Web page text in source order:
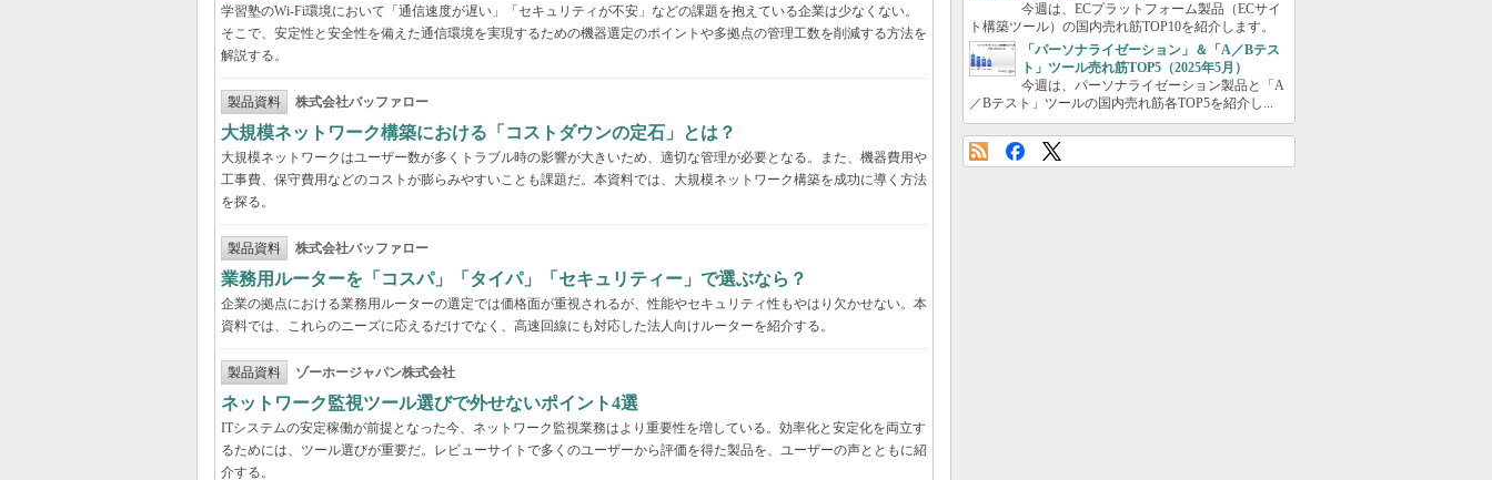
学習塾のWi-Fi環境において「通信速度が遅い」「セキュリティが不安」などの課題を抱えている企業は少なくない。
そこで、安定性と安全性を備えた通信環境を実現するための機器選定のポイントや多拠点の管理工数を削減する方法を
解説する。
製品資料 株式会社バッファロー
大規模ネットワーク構築における「コストダウンの定石」とは？
大規模ネットワークはユーザー数が多くトラブル時の影響が大きいため、適切な管理が必要となる。また、機器費用や
工事費、保守費用などのコストが膨らみやすいことも課題だ。本資料では、大規模ネットワーク構築を成功に導く方法
を探る。
製品資料 株式会社バッファロー
業務用ルーターを「コスパ」「タイパ」「セキュリティー」で選ぶなら？
企業の拠点における業務用ルーターの選定では価格面が重視されるが、性能やセキュリティ性もやはり欠かせない。本
資料では、これらのニーズに応えるだけでなく、高速回線にも対応した法人向けルーターを紹介する。
製品資料 ゾーホージャパン株式会社
ネットワーク監視ツール選びで外せないポイント4選
ITシステムの安定稼働が前提となった今、ネットワーク監視業務はより重要性を増している。効率化と安定化を両立す
るためには、ツール選びが重要だ。レビューサイトで多くのユーザーから評価を得た製品を、ユーザーの声とともに紹
介する。
今週は、ECプラットフォーム製品（ECサイ
ト構築ツール）の国内売れ筋TOP10を紹介します。
「パーソナライゼーション」＆「A／Bテス
ト」ツール売れ筋TOP5（2025年5月）
今週は、パーソナライゼーション製品と「A
／Bテスト」ツールの国内売れ筋各TOP5を紹介し...